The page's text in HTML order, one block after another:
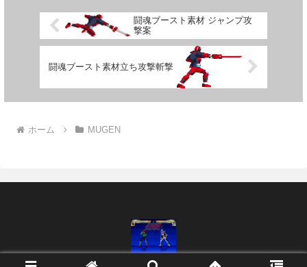
闘魂ブースト素材 ジャンプ攻
撃案
闘魂ブースト素材立ち攻撃斬撃
ホーム MUGEN